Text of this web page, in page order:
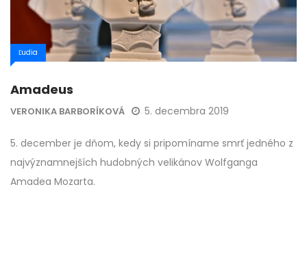
Ľudia
Amadeus
VERONIKA BARBORÍKOVÁ 5. decembra 2019
5. december je dňom, kedy si pripomíname smrť jedného z
najvýznamnejších hudobných velikánov Wolfganga
Amadea Mozarta.